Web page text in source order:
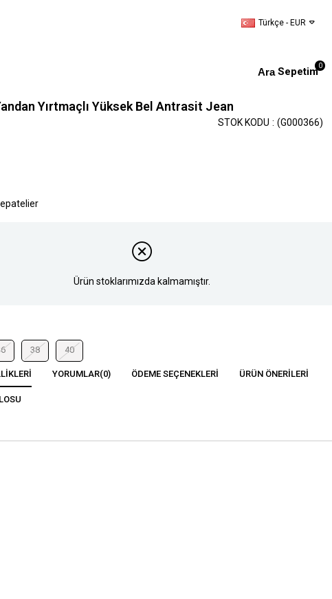
Türkçe - EUR
Sepetim0
Yırtmaçlı Yüksek Bel Antrasit Jean
(G000366)
STOK KODU
Ürün stoklarımızda kalmamıştır.
38 40
YORUMLAR(0) ÖDEME SEÇENEKLERI ÜRÜN ÖNERILERI